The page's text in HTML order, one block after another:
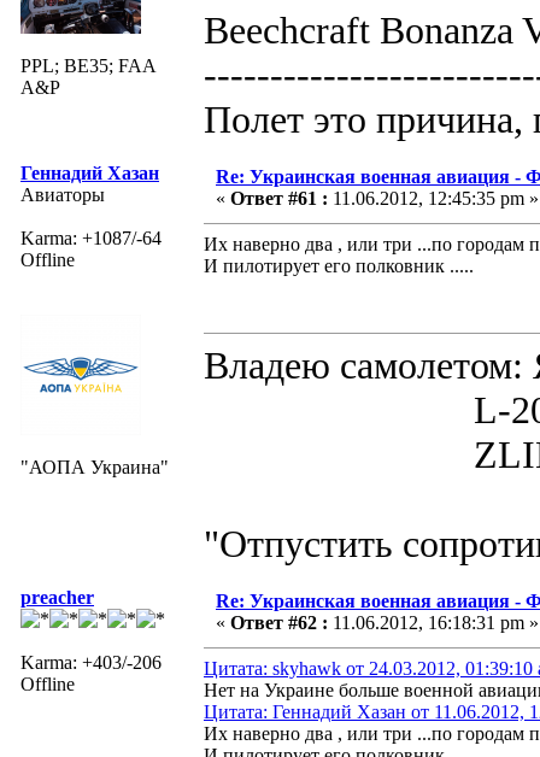
PPL; BE35; FAA
A&P
Beechcraft Bonanza
Полет это причина,
Геннадий Хазан
Авиаторы
Karma: +1087/-64
Offline
"АОПА Украина"
Re: Украинская военная авиация -
« Ответ #61 : 11.06.2012, 12:45:35 pm »
Их наверно два , или три ...по
И пилотирует его полковник .....
Владею
L-200D
ZLIN 526
"Отпустить
preacher
Karma: +403/-206
Offline
Re: Украинская военная авиация -
« Ответ #62 : 11.06.2012, 16:18:31 pm »
Цитата: skyhawk от 24.03.2012, 01:39:10
Нет на Украине больше военной
Цитата: Геннадий Хазан от 11.06.2012,
Их наверно два , или три ...по